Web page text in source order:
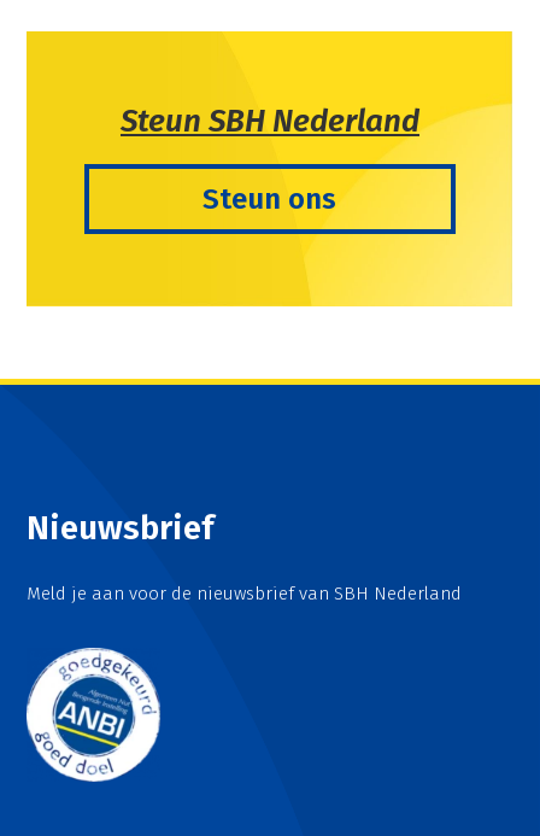
Steun SBH Nederland
Steun ons
Nieuwsbrief
Meld je aan voor de nieuwsbrief van SBH Nederland